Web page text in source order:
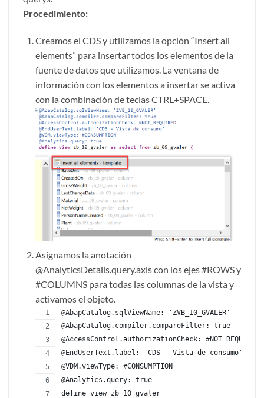
Procedimiento:
Creamos el CDS y utilizamos la opción “Insert all
elements” para insertar todos los elementos de la
fuente de datos que utilizamos. La ventana de
información con los elementos a insertar se activa
con la combinación de teclas CTRL+SPACE.
Asignamos la anotación
@AnalyticsDetails.query.axis con los ejes #ROWS y
#COLUMNS para todas las columnas de la vista y
activamos el objeto.
@AbapCatalog.sqlViewName: 'ZVB_10_GVALER'
@AbapCatalog.compiler.compareFilter: true
@AccessControl.authorizationCheck: #NOT_REQUIRED
@EndUserText.label: 'CDS - Vista de consumo'
@VDM.viewType: #CONSUMPTION
@Analytics.query: true
define view zb_10_gvaler